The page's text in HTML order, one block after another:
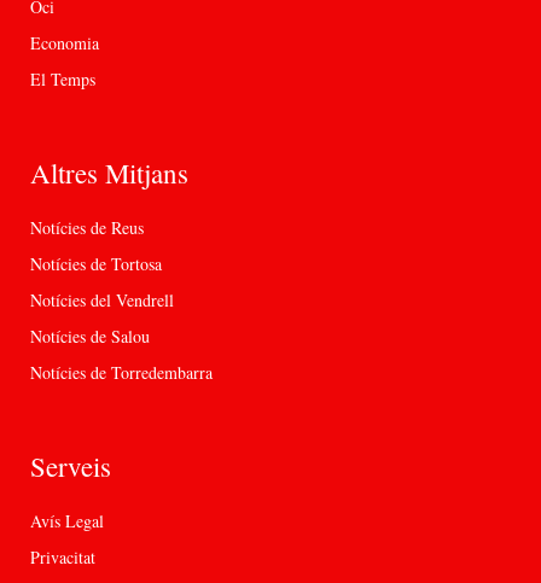
Oci
Economia
El Temps
Altres Mitjans
Notícies de Reus
Notícies de Tortosa
Notícies del Vendrell
Notícies de Salou
Notícies de Torredembarra
Serveis
Avís Legal
Privacitat